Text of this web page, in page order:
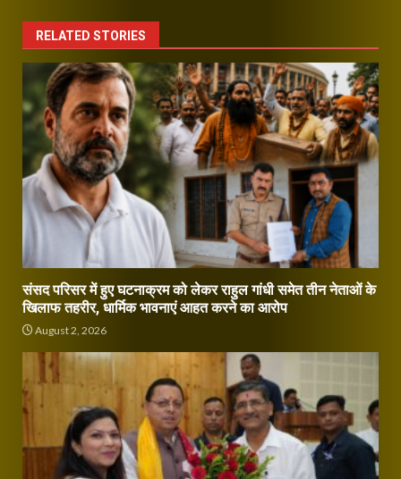
RELATED STORIES
संसद परिसर में हुए घटनाक्रम को लेकर राहुल गांधी समेत तीन नेताओं के
खिलाफ तहरीर, धार्मिक भावनाएं आहत करने का आरोप
August 2, 2026